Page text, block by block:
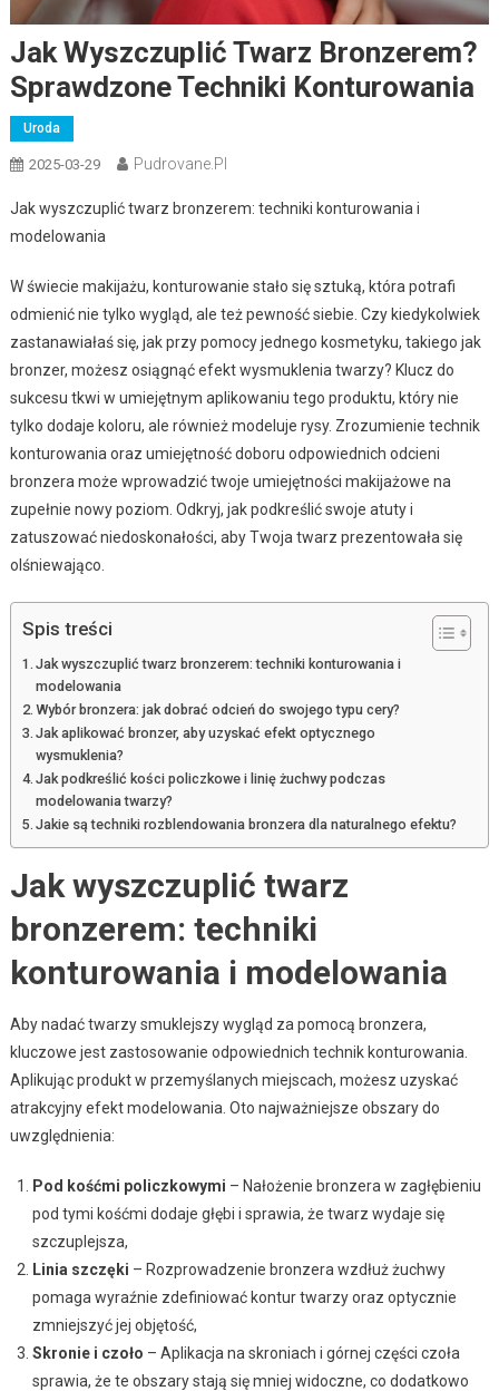
Jak Wyszczuplić Twarz Bronzerem?
Sprawdzone Techniki Konturowania
Uroda
2025-03-29 Pudrovane.pl
Jak wyszczuplić twarz bronzerem: techniki konturowania i
modelowania
W świecie makijażu, konturowanie stało się sztuką, która potrafi
odmienić nie tylko wygląd, ale też pewność siebie. Czy kiedykolwiek
zastanawiałaś się, jak przy pomocy jednego kosmetyku, takiego jak
bronzer, możesz osiągnąć efekt wysmuklenia twarzy? Klucz do
sukcesu tkwi w umiejętnym aplikowaniu tego produktu, który nie
tylko dodaje koloru, ale również modeluje rysy. Zrozumienie technik
konturowania oraz umiejętność doboru odpowiednich odcieni
bronzera może wprowadzić twoje umiejętności makijażowe na
zupełnie nowy poziom. Odkryj, jak podkreślić swoje atuty i
zatuszować niedoskonałości, aby Twoja twarz prezentowała się
olśniewająco.
Spis treści
Jak wyszczuplić twarz bronzerem: techniki konturowania i
modelowania
Wybór bronzera: jak dobrać odcień do swojego typu cery?
Jak aplikować bronzer, aby uzyskać efekt optycznego
wysmuklenia?
Jak podkreślić kości policzkowe i linię żuchwy podczas
modelowania twarzy?
Jakie są techniki rozblendowania bronzera dla naturalnego efektu?
Jak wyszczuplić twarz
bronzerem: techniki
konturowania i modelowania
Aby nadać twarzy smuklejszy wygląd za pomocą bronzera,
kluczowe jest zastosowanie odpowiednich technik konturowania.
Aplikując produkt w przemyślanych miejscach, możesz uzyskać
atrakcyjny efekt modelowania. Oto najważniejsze obszary do
uwzględnienia:
Pod kośćmi policzkowymi – Nałożenie bronzera w zagłębieniu
pod tymi kośćmi dodaje głębi i sprawia, że twarz wydaje się
szczuplejsza,
Linia szczęki – Rozprowadzenie bronzera wzdłuż żuchwy
pomaga wyraźnie zdefiniować kontur twarzy oraz optycznie
zmniejszyć jej objętość,
Skronie i czoło – Aplikacja na skroniach i górnej części czoła
sprawia, że te obszary stają się mniej widoczne, co dodatkowo